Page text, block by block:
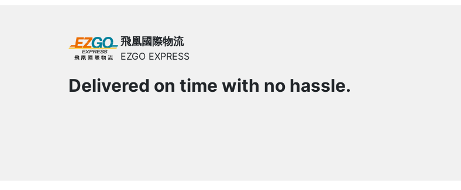
飛凰國際物流
EZGO EXPRESS
Delivered on time with no hassle.